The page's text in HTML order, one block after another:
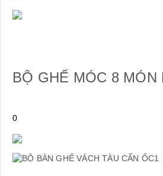
BỘ GHẾ MÓC 8 MÓN
0